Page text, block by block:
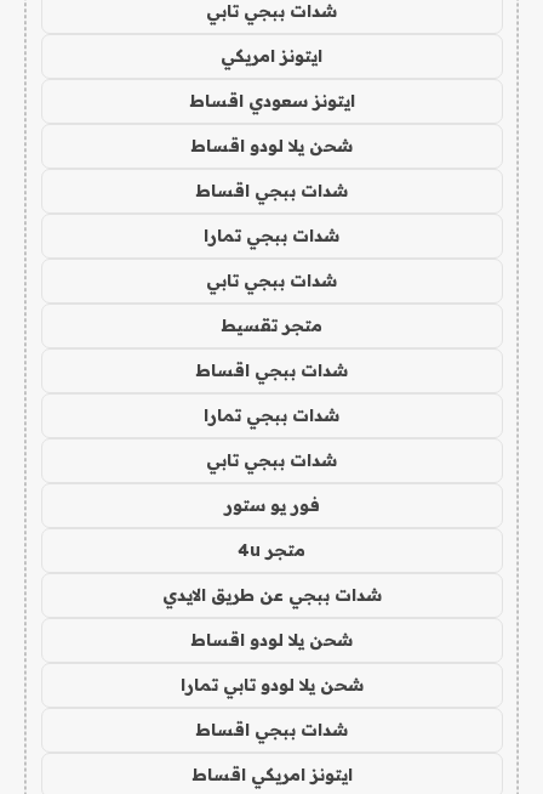
شدات ببجي تابي
ايتونز امريكي
ايتونز سعودي اقساط
شحن يلا لودو اقساط
شدات ببجي اقساط
شدات ببجي تمارا
شدات ببجي تابي
متجر تقسيط
شدات ببجي اقساط
شدات ببجي تمارا
شدات ببجي تابي
فور يو ستور
متجر 4u
شدات ببجي عن طريق الايدي
شحن يلا لودو اقساط
شحن يلا لودو تابي تمارا
شدات ببجي اقساط
ايتونز امريكي اقساط